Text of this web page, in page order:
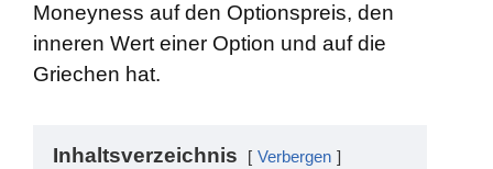
Moneyness auf den Optionspreis, den
inneren Wert einer Option und auf die
Griechen hat.
Inhaltsverzeichnis Verbergen